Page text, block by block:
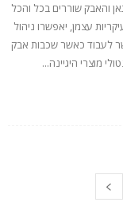
והאבק שוררים בכל והכל
עצמן, יאפשרו ניהול
לעבוד כאשר שכבות אבק
מוצרי היגיינה...